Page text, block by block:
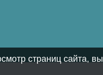
страниц сайта, вы